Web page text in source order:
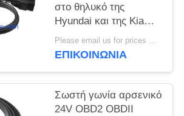
στο θηλυκό της
Hyundai και της Kia
OBD2 και το θηλυκό
καλώδιο θραυστών Υ
Please email us for prices MOQ:100 τεμ
ΕΠΙΚΟΙΝΩΝΊΑ
Σωστή γωνία αρσενικό
24V OBD2 OBDII